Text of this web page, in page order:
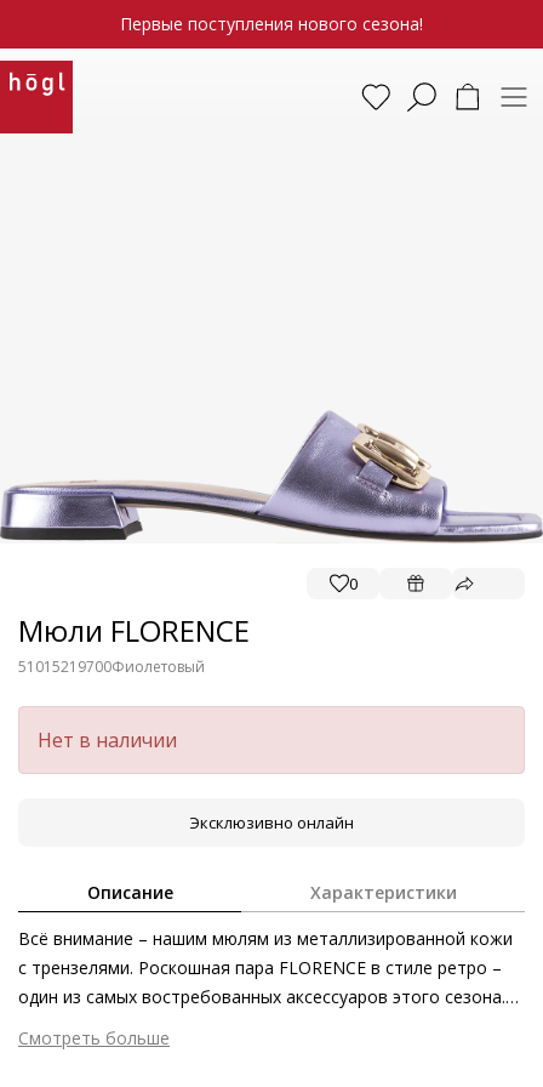
Первые поступления нового сезона!
0
Мюли FLORENCE
51015219700Фиолетовый
Нет в наличии
Эксклюзивно онлайн
Описание Характеристики
Всё внимание – нашим мюлям из металлизированной кожи
с трензелями. Роскошная пара FLORENCE в стиле ретро –
один из самых востребованных аксессуаров этого сезона.
Сочетание переливов металлизированной кожи с
массивными декоративными элементами – залог
Смотреть больше